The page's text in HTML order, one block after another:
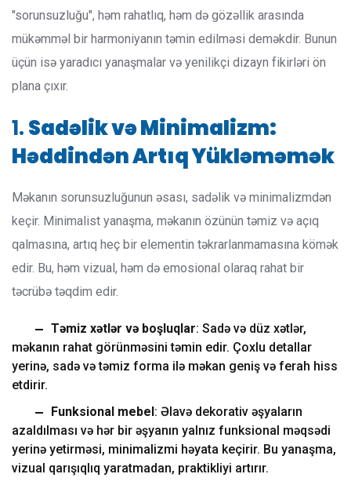
"sorunsuzluğu", həm rahatlıq, həm də gözəllik arasında
mükəmməl bir harmoniyanın təmin edilməsi deməkdir. Bunun
üçün isə yaradıcı yanaşmalar və yenilikçi dizayn fikirləri ön
plana çıxır.
1.Sadəlik və Minimalizm:
Həddindən Artıq Yükləməmək
Məkanın sorunsuzluğunun əsası, sadəlik və minimalizmdən
keçir. Minimalist yanaşma, məkanın özünün təmiz və açıq
qalmasına, artıq heç bir elementin təkrarlanmamasına kömək
edir. Bu, həm vizual, həm də emosional olaraq rahat bir
təcrübə təqdim edir.
Təmiz xətlər və boşluqlar: Sadə və düz xətlər,
məkanın rahat görünməsini təmin edir. Çoxlu detallar
yerinə, sadə və təmiz forma ilə məkan geniş və ferah hiss
etdirir.
Funksional mebel: Əlavə dekorativ əşyaların
azaldılması və hər bir əşyanın yalnız funksional məqsədi
yerinə yetirməsi, minimalizmi həyata keçirir. Bu yanaşma,
vizual qarışıqlıq yaratmadan, praktikliyi artırır.